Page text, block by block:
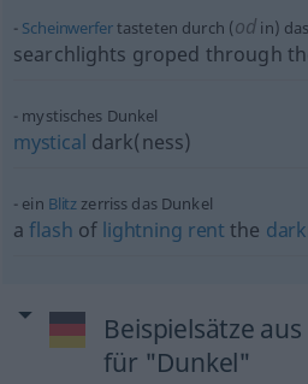
Scheinwerfertasteten durch (od in)
searchlights groped through
mystisches Dunkel
mystical dark(ness)
ein Blitzzerriss das Dunkel
aflash of lightning rent the
Beispielsätze
für "Dunkel"